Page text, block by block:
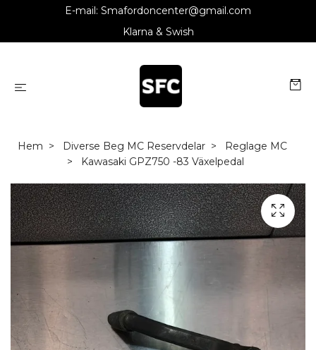
E-mail: Smafordoncenter@gmail.com
Klarna & Swish
Hem Diverse Beg MC Reservdelar
Reglage MC
Kawasaki GPZ750 -83 Växelpedal